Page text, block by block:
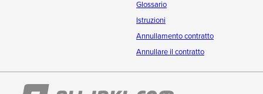
Glossario
Istruzioni
Annullamento contratto
Annullare il contratto